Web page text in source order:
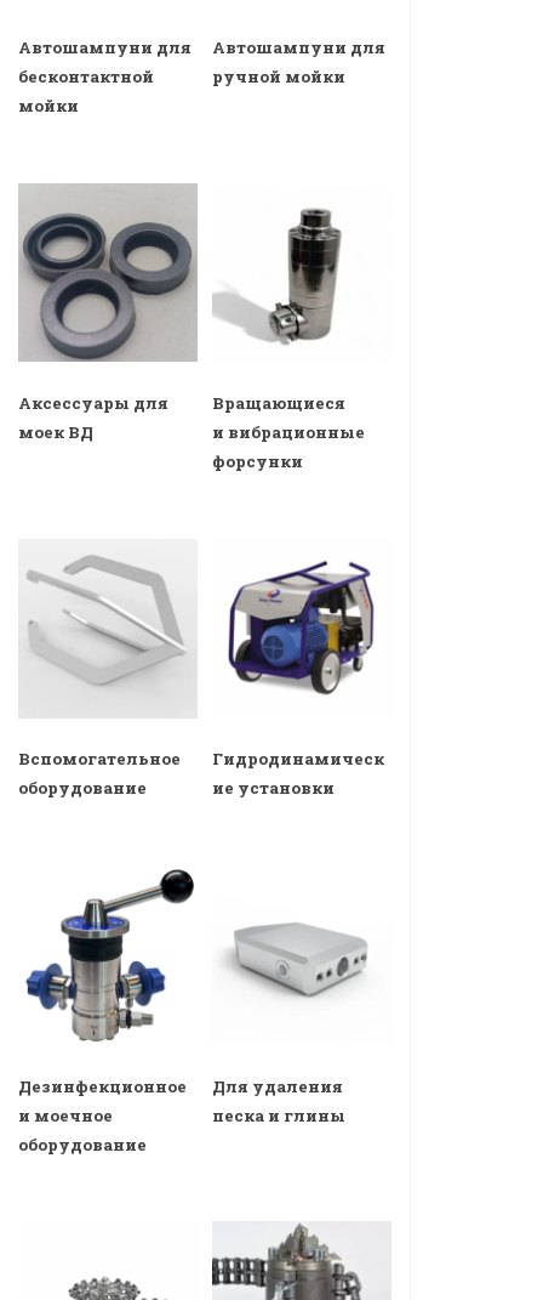
Автошампуни для
бесконтактной
мойки
Автошампуни для
ручной мойки
Аксессуары для
моек ВД
Вращающиеся
и вибрационные
форсунки
Вспомогательное
оборудование
Гидродинамическ
ие установки
Дезинфекционное
и моечное
оборудование
Для удаления
песка и глины